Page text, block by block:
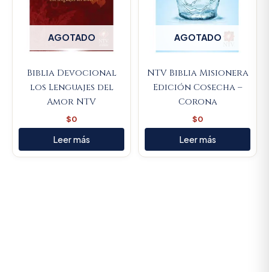
AGOTADO
Biblia Devocional
los Lenguajes del
Amor NTV
$0
Leer más
AGOTADO
NTV Biblia Misionera
Edición Cosecha –
Corona
$0
Leer más